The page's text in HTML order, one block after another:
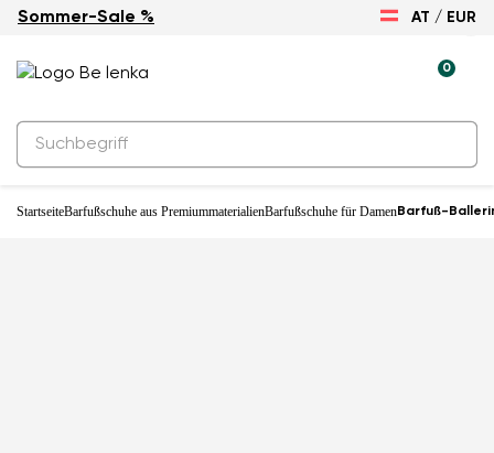
Sommer-Sale % AT / EUR
0
StartseiteBarfußschuhe aus PremiummaterialienBarfußschuhe für DamenBarfuß-